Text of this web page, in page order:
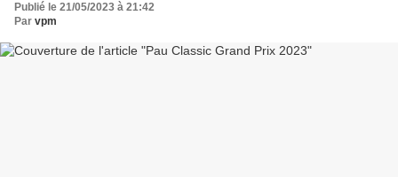
Publié le 21/05/2023 à 21:42
Par vpm